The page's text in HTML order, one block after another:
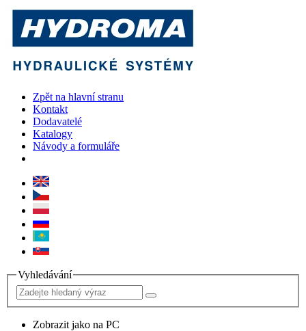
Zpět na hlavní stranu
Kontakt
Dodavatelé
Katalogy
Návody a formuláře
Vyhledávání
Zobrazit jako na PC